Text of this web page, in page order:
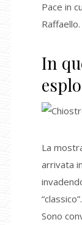
Pace in
Raffaello.
In
La
arrivata
Sono